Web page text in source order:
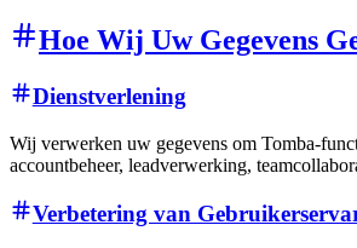
Hoe Wij Uw Gegevens
Dienstverlening
Wij verwerken uw gegevens om Tomba-
accountbeheer, leadverwerking,
Verbetering van